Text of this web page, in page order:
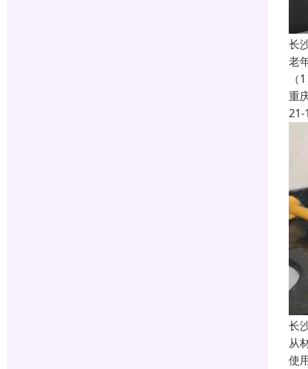
长
老
重
21-
长
从
使